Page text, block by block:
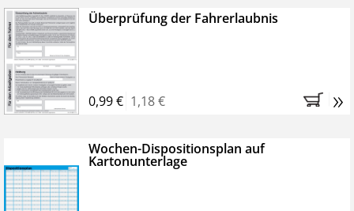
Überprüfung der Fahrerlaubnis
0,99 € 1,18 € »
Wochen-Dispositionsplan auf
Kartonunterlage